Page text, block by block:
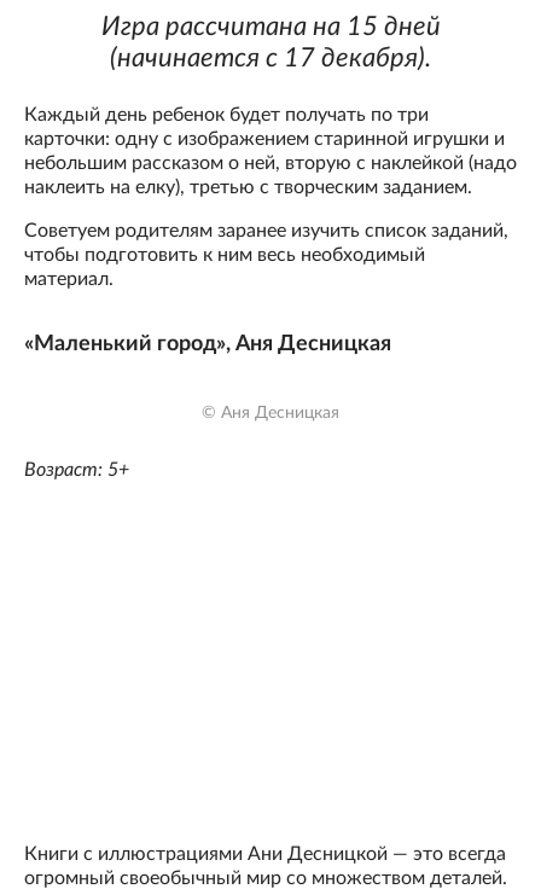
Игра рассчитана на 15 дней
(начинается с 17 декабря).
Каждый день ребенок будет получать по три
карточки: одну с изображением старинной игрушки и
небольшим рассказом о ней, вторую с наклейкой (надо
наклеить на елку), третью с творческим заданием.
Советуем родителям заранее изучить список заданий,
чтобы подготовить к ним весь необходимый
материал.
«Маленький город», Аня Десницкая
© Аня Десницкая
Возраст: 5+
Книги с иллюстрациями Ани Десницкой — это всегда
огромный своеобычный мир со множеством деталей.